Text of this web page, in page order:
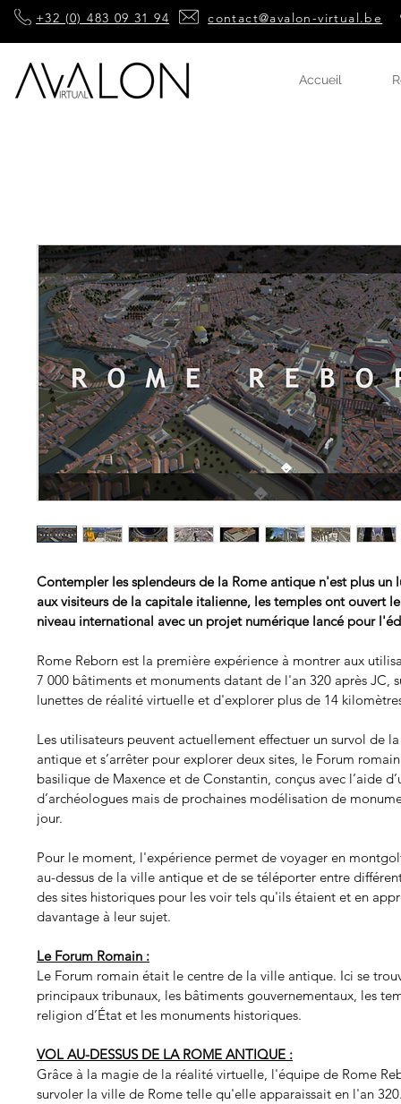
+32 (0) 483 09 31 94 contact@avalon-virtual.be
Accueil
Contempler les splendeurs de la Rome antique n'est plus un
aux visiteurs de la capitale italienne, les temples ont ouvert
niveau international avec un projet numérique lancé pour
Rome Reborn est la première expérience à montrer aux
7 000 bâtiments et monuments datant de l'an 320 après JC,
lunettes de réalité virtuelle et d'explorer plus de 14
Les utilisateurs peuvent actuellement effectuer un survol de
antique et s’arrêter pour explorer deux sites, le Forum
basilique de Maxence et de Constantin, conçus avec l’aide
d’archéologues mais de prochaines modélisation de
jour.
Pour le moment, l'expérience permet de voyager en
au-dessus de la ville antique et de se téléporter entre
des sites historiques pour les voir tels qu'ils étaient et en
davantage à leur sujet.
Le Forum Romain :
Le Forum romain était le centre de la ville antique. Ici se
principaux tribunaux, les bâtiments gouvernementaux, les
religion d’État et les monuments historiques.
VOL AU-DESSUS DE LA ROME ANTIQUE :
Grâce à la magie de la réalité virtuelle, l'équipe de Rome
survoler la ville de Rome telle qu'elle apparaissait en l'an